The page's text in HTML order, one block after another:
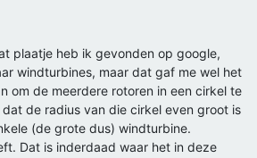
plaatje heb ik gevonden op google,
windturbines, maar dat gaf me wel het
om de meerdere rotoren in een cirkel te
de radius van die cirkel even groot is
(de grote dus) windturbine.
Dat is inderdaad waar het in deze